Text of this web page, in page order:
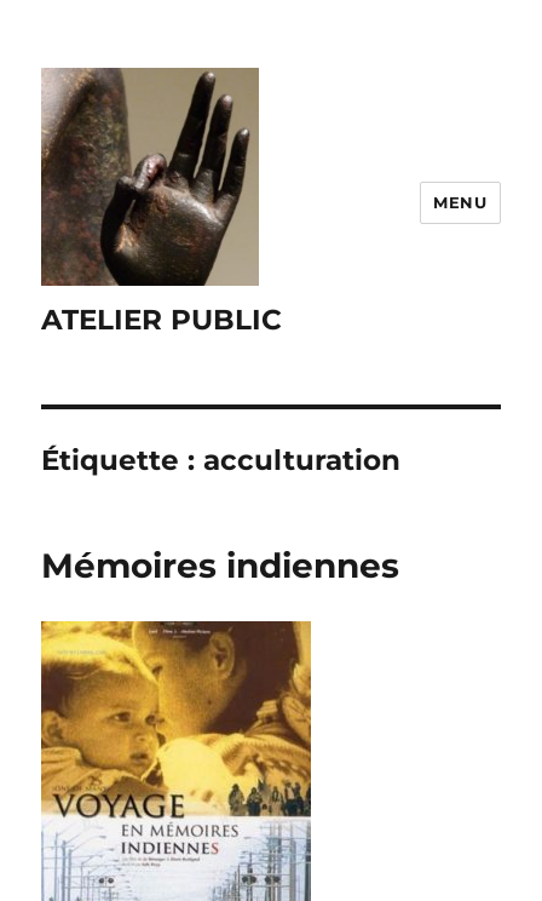
ATELIER PUBLIC
MENU
Étiquette :acculturation
Mémoires indiennes